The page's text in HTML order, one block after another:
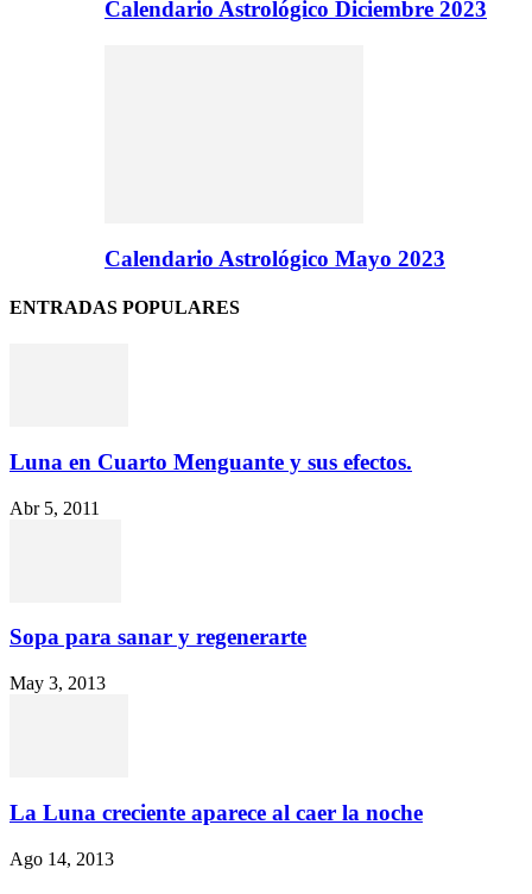
Calendario Astrológico Diciembre 2023
Calendario Astrológico Mayo 2023
ENTRADAS POPULARES
Luna en Cuarto Menguante y sus efectos.
Abr 5, 2011
Sopa para sanar y regenerarte
May 3, 2013
La Luna creciente aparece al caer la noche
Ago 14, 2013